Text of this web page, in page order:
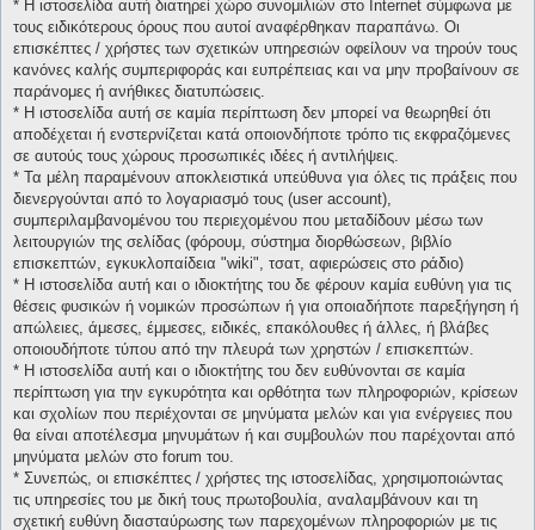
* H ιστοσελίδα αυτή διατηρεί χώρο συνομιλιών στο Internet σύμφωνα με
τους ειδικότερους όρους που αυτοί αναφέρθηκαν παραπάνω. Οι
επισκέπτες / χρήστες των σχετικών υπηρεσιών οφείλουν να τηρούν τους
κανόνες καλής συμπεριφοράς και ευπρέπειας και να μην προβαίνουν σε
παράνομες ή ανήθικες διατυπώσεις.
* H ιστοσελίδα αυτή σε καμία περίπτωση δεν μπορεί να θεωρηθεί ότι
αποδέχεται ή ενστερνίζεται κατά οποιονδήποτε τρόπο τις εκφραζόμενες
σε αυτούς τους χώρους προσωπικές ιδέες ή αντιλήψεις.
* Τα μέλη παραμένουν αποκλειστικά υπεύθυνα για όλες τις πράξεις που
διενεργούνται από το λογαριασμό τους (user account),
συμπεριλαμβανομένου του περιεχομένου που μεταδίδουν μέσω των
λειτουργιών της σελίδας (φόρουμ, σύστημα διορθώσεων, βιβλίο
επισκεπτών, εγκυκλοπαίδεια "wiki", τσατ, αφιερώσεις στο ράδιο)
* H ιστοσελίδα αυτή και ο ιδιοκτήτης του δε φέρουν καμία ευθύνη για τις
θέσεις φυσικών ή νομικών προσώπων ή για οποιαδήποτε παρεξήγηση ή
απώλειες, άμεσες, έμμεσες, ειδικές, επακόλουθες ή άλλες, ή βλάβες
οποιουδήποτε τύπου από την πλευρά των χρηστών / επισκεπτών.
* H ιστοσελίδα αυτή και ο ιδιοκτήτης του δεν ευθύνονται σε καμία
περίπτωση για την εγκυρότητα και ορθότητα των πληροφοριών, κρίσεων
και σχολίων που περιέχονται σε μηνύματα μελών και για ενέργειες που
θα είναι αποτέλεσμα μηνυμάτων ή και συμβουλών που παρέχονται από
μηνύματα μελών στο forum του.
* Συνεπώς, οι επισκέπτες / χρήστες της ιστοσελίδας, χρησιμοποιώντας
τις υπηρεσίες του με δική τους πρωτοβουλία, αναλαμβάνουν και τη
σχετική ευθύνη διασταύρωσης των παρεχομένων πληροφοριών με τις